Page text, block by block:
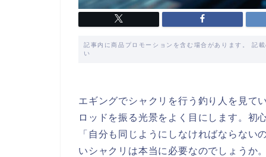
記事内に商品プロモーションを含む場合があります。 記
い
エギングでシャクリを行う釣り人を見て
ロッドを振る光景をよく目にします。初
「自分も同じようにしなければならな
いシャクリは本当に必要なのでしょうか